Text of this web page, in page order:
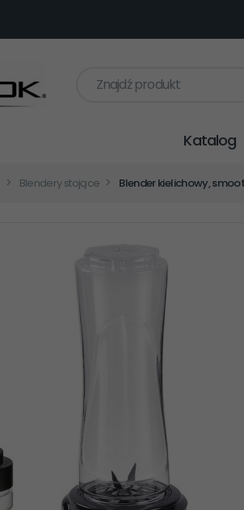
Znajdź produkt
Katalog
Blendery stojące Blender kielichowy,